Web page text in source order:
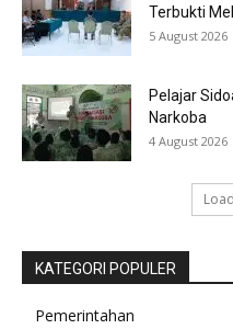
Terbukti
5 August 2026
Pelajar
Narkoba
4 August 2026
KATEGORI POPULER
Pemerintahan